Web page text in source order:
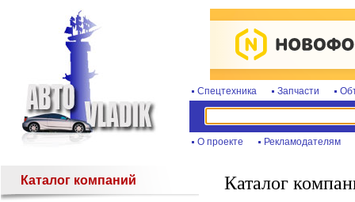
Спецтехника Запчасти
О проекте Рекламодателям
Каталог компаний Каталог